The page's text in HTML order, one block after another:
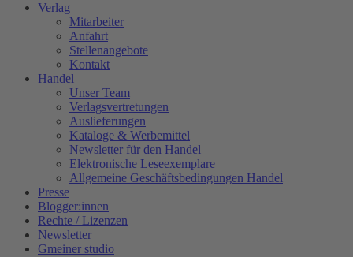
Verlag
Mitarbeiter
Anfahrt
Stellenangebote
Kontakt
Handel
Unser Team
Verlagsvertretungen
Auslieferungen
Kataloge & Werbemittel
Newsletter für den Handel
Elektronische Leseexemplare
Allgemeine Geschäftsbedingungen Handel
Presse
Blogger:innen
Rechte / Lizenzen
Newsletter
Gmeiner studio